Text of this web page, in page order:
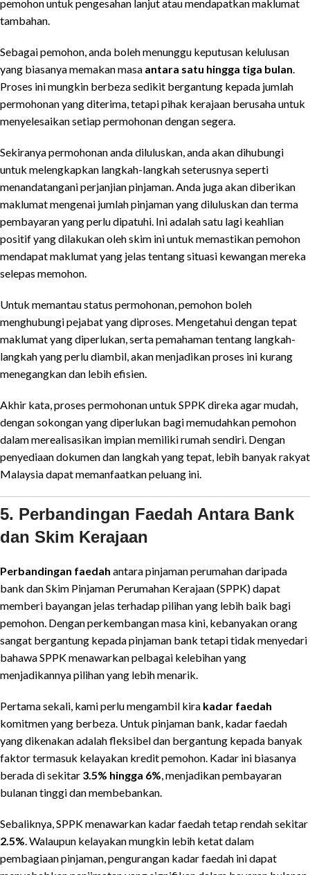
pemohon untuk pengesahan lanjut atau mendapatkan maklumat
tambahan.
Sebagai pemohon, anda boleh menunggu keputusan kelulusan
yang biasanya memakan masa antara satu hingga tiga bulan
Proses ini mungkin berbeza sedikit bergantung kepada jumlah
permohonan yang diterima, tetapi pihak kerajaan berusaha untuk
menyelesaikan setiap permohonan dengan segera.
Sekiranya permohonan anda diluluskan, anda akan dihubungi
untuk melengkapkan langkah-langkah seterusnya seperti
menandatangani perjanjian pinjaman. Anda juga akan diberikan
maklumat mengenai jumlah pinjaman yang diluluskan dan terma
pembayaran yang perlu dipatuhi. Ini adalah satu lagi keahlian
positif yang dilakukan oleh skim ini untuk memastikan pemohon
mendapat maklumat yang jelas tentang situasi kewangan mereka
selepas memohon.
Untuk memantau status permohonan, pemohon boleh
menghubungi pejabat yang diproses. Mengetahui dengan tepat
maklumat yang diperlukan, serta pemahaman tentang langkah-
langkah yang perlu diambil, akan menjadikan proses ini kurang
menegangkan dan lebih efisien.
Akhir kata, proses permohonan untuk SPPK direka agar mudah,
dengan sokongan yang diperlukan bagi memudahkan pemohon
dalam merealisasikan impian memiliki rumah sendiri. Dengan
penyediaan dokumen dan langkah yang tepat, lebih banyak rakyat
Malaysia dapat memanfaatkan peluang ini.
5. Perbandingan Faedah Antara Bank
dan Skim Kerajaan
Perbandingan faedah antara pinjaman perumahan daripada
bank dan Skim Pinjaman Perumahan Kerajaan (SPPK) dapat
memberi bayangan jelas terhadap pilihan yang lebih baik bagi
pemohon. Dengan perkembangan masa kini, kebanyakan orang
sangat bergantung kepada pinjaman bank tetapi tidak menyedari
bahawa SPPK menawarkan pelbagai kelebihan yang
menjadikannya pilihan yang lebih menarik.
Pertama sekali, kami perlu mengambil kira kadar faedah
komitmen yang berbeza. Untuk pinjaman bank, kadar faedah
yang dikenakan adalah fleksibel dan bergantung kepada banyak
faktor termasuk kelayakan kredit pemohon. Kadar ini biasanya
berada di sekitar 3.5% hingga 6% , menjadikan pembayaran
bulanan tinggi dan membebankan.
Sebaliknya, SPPK menawarkan kadar faedah tetap rendah sekitar
2.5% . Walaupun kelayakan mungkin lebih ketat dalam
pembagiaan pinjaman, pengurangan kadar faedah ini dapat